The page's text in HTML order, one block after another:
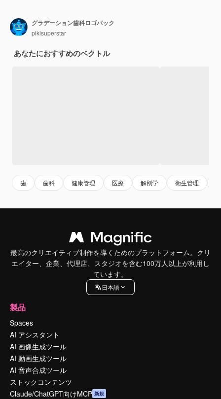
グラデーション歯科ロゴパック
pikisuperstar
あなたにおすすめのベクトル
歯 歯科 健康管理 医療 解剖学 衛生管理
最高のクリエイティブ制作を導くためのプラットフォーム。クリ
エイター、企業、代理店、スタジオを含む100万人以上が利用し
ています。
日本語
製品
Spaces
AI アシスタント
AI 画像生成ツール
AI 動画生成ツール
AI 音声合成ツール
ストックコンテンツ
Claude/ChatGPT向けMCP 新規